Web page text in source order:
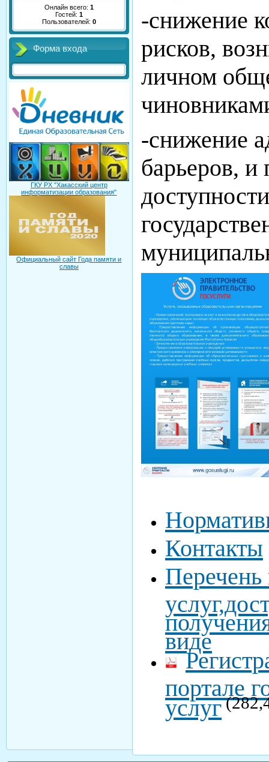
Онлайн всего: 1
Гостей: 1
Пользователей: 0
Форма входа
ГКУ РХ "Хакасский центр
информатизации образования"
Официальный сайт Года памяти и
славы
-снижение
рисков,
личном
-снижение
барьеров,
Контакты
Перечень
виде
портале
услуг